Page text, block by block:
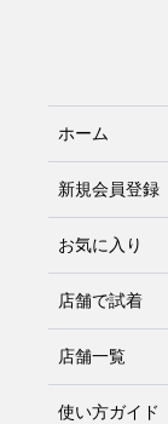
ホーム
新規会員登録
お気に入り
店舗で試着
店舗一覧
使い方ガイド